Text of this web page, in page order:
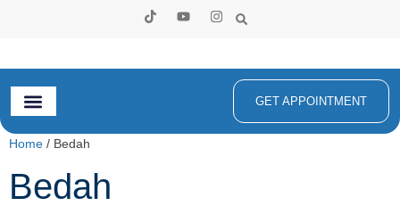
GET APPOINTMENT
Home / Bedah
Bedah